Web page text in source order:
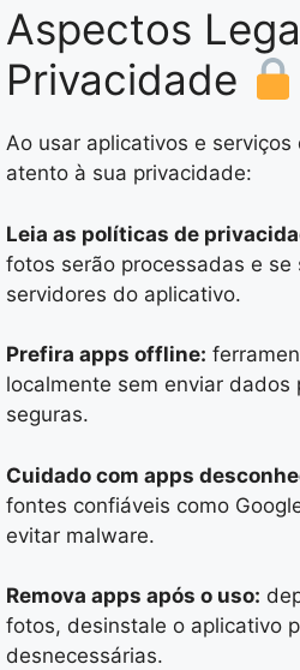
Aspectos
Privacidade
Ao usar aplicativos e
atento à sua privacidade:
Leia as políticas de
fotos serão processadas e se
servidores do aplicativo.
Prefira apps offline:
localmente sem enviar dados
seguras.
Cuidado com apps
fontes confiáveis como
evitar malware.
Remova apps após o uso:
fotos, desinstale o aplicativo
desnecessárias.